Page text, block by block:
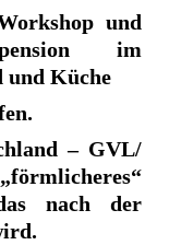
und
im
und Küche
– GVL/
nach der